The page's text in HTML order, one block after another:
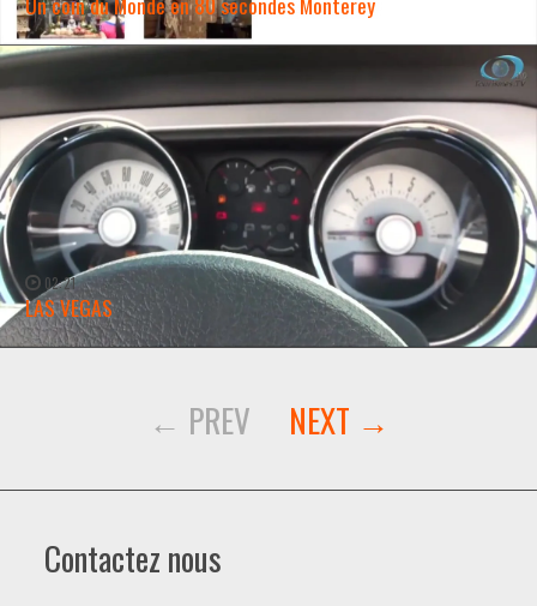
WATCH NOW →
02:21
LAS VEGAS
WATCH NOW →
Contactez nous